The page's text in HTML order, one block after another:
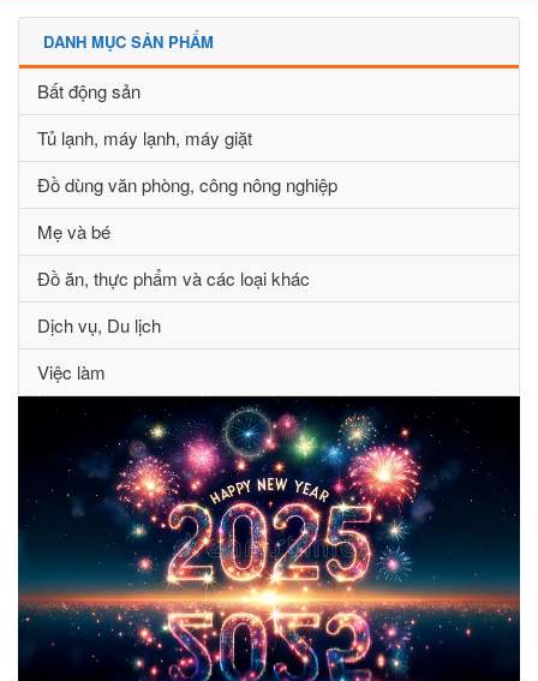
DANH MỤC SẢN PHẨM
Bất động sản
Tủ lạnh, máy lạnh, máy giặt
Đồ dùng văn phòng, công nông nghiệp
Mẹ và bé
Đồ ăn, thực phẩm và các loại khác
Dịch vụ, Du lịch
Việc làm